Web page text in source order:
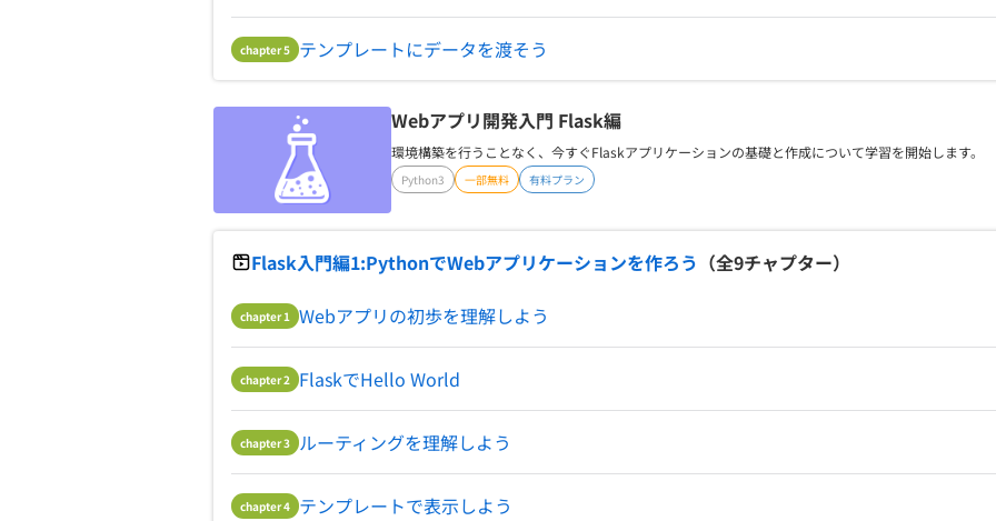
chapter5 テンプレートにデータを渡そう
Webアプリ開発入門 Flask編
環境構築を行うことなく、今すぐFlaskアプリケーションの基礎と作成について学習を開始します。
Python3 一部無料 有料プラン
Flask入門編1:PythonでWebアプリケーションを作ろう （全9チャプター）
chapter1 Webアプリの初歩を理解しよう
chapter2 FlaskでHello World
chapter3 ルーティングを理解しよう
chapter4 テンプレートで表示しよう